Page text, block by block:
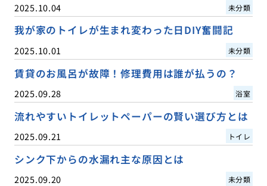
2025.10.04 未分類
我が家のトイレが生まれ変わった日DIY奮闘記
2025.10.01 未分類
賃貸のお風呂が故障！修理費用は誰が払うの？
2025.09.28 浴室
流れやすいトイレットペーパーの賢い選び方とは
2025.09.21 トイレ
シンク下からの水漏れ主な原因とは
2025.09.20 未分類